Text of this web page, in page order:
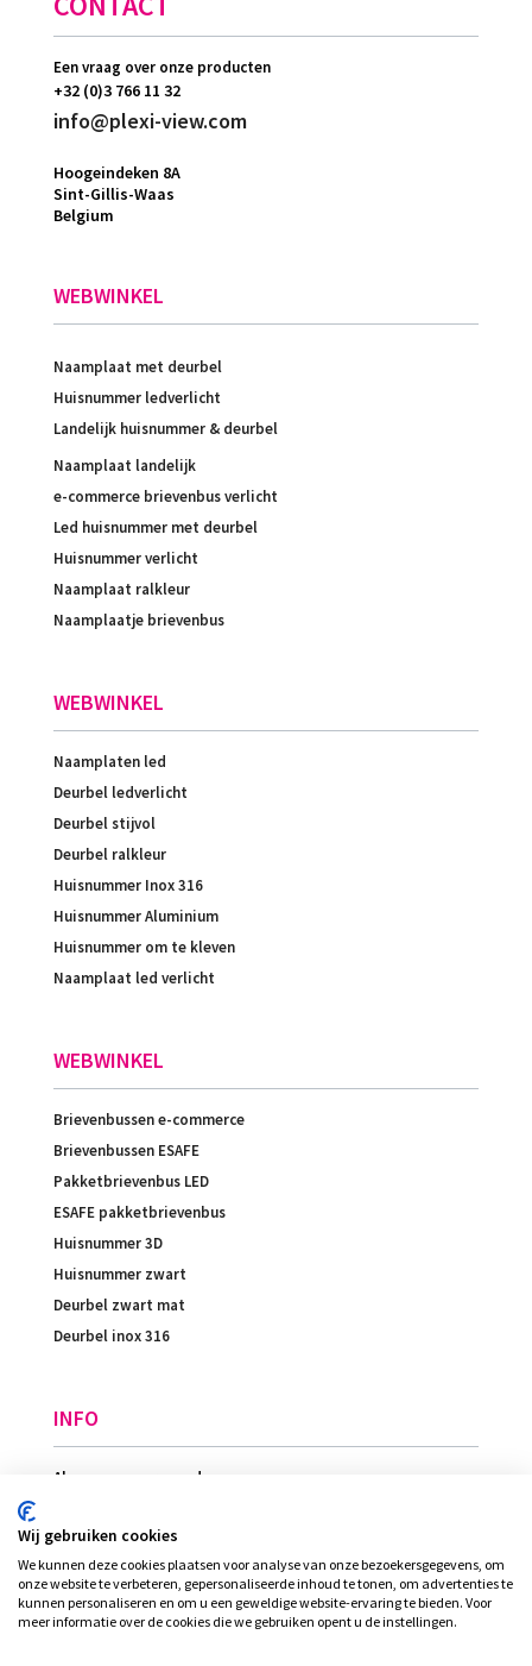
Een vraag over onze producten
+32 (0)3 766 11 32
info@plexi-view.com
Hoogeindeken 8A
Sint-Gillis-Waas
Belgium
WEBWINKEL
Naamplaat met deurbel
Huisnummer ledverlicht
Landelijk huisnummer & deurbel
Naamplaat landelijk
e-commerce brievenbus verlicht
Led huisnummer met deurbel
Huisnummer verlicht
Naamplaat ralkleur
Naamplaatje brievenbus
WEBWINKEL
Naamplaten led
Deurbel ledverlicht
Deurbel stijvol
Deurbel ralkleur
Huisnummer Inox 316
Huisnummer Aluminium
Huisnummer om te kleven
Naamplaat led verlicht
WEBWINKEL
Brievenbussen e-commerce
Brievenbussen ESAFE
Pakketbrievenbus LED
ESAFE pakketbrievenbus
Huisnummer 3D
Huisnummer zwart
Deurbel zwart mat
Deurbel inox 316
INFO
Algemene voorwaarden
Levering
Ligging
Wij gebruiken cookies
We kunnen deze cookies plaatsen voor analyse van onze bezoekersgegevens, om
onze website te verbeteren, gepersonaliseerde inhoud te tonen, om advertenties te
kunnen personaliseren en om u een geweldige website-ervaring te bieden. Voor
meer informatie over de cookies die we gebruiken opent u de instellingen.